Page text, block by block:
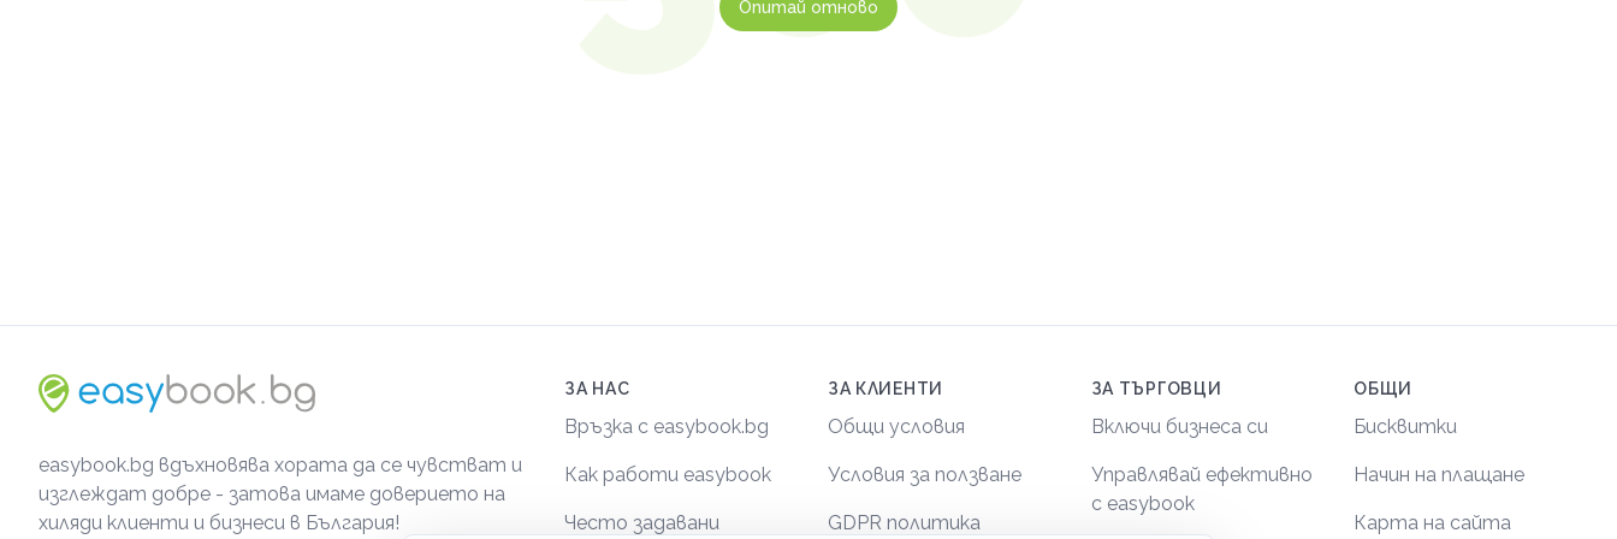
Опитай отново
easybook.bg вдъхновява хората да се чувстват и
изглеждат добре - затова имаме доверието на
хиляди клиенти и бизнеси в България!
ЗА НАС
Връзка с easybook.bg
Как работи easybook
Често задавани
ЗА КЛИЕНТИ
Общи условия
Условия за ползване
GDPR политика
ЗА ТЪРГОВЦИ
Включи бизнеса си
Управлявай ефективно
с easybook
ОБЩИ
Бисквитки
Начин на плащане
Карта на сайта